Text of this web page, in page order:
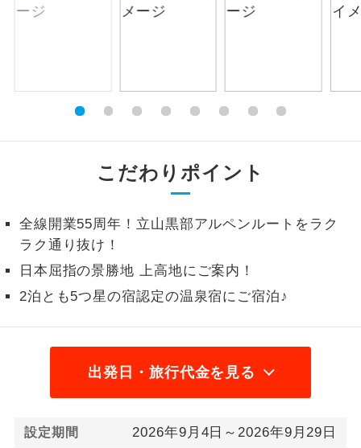
こだわりポイント
全線開業55周年！立山黒部アルペンルートをラク
ラク通り抜け！
日本屈指の景勝地 上高地にご案内！
2泊とも5つ星の宿認定の温泉宿にご宿泊♪
出発日・旅行代金を見る
設定期間 2026年9月4日～2026年9月29日
す。
全てのお食事が付いていますので、お食
事の心配はいりません。（機内食を除
お部屋食
トラベルイヤ
ホン
周りの音を気にせず、ガイドさんの説明
1名様から出発可能な個人型プランで
す。
2名様から出発可能な個人型プランで